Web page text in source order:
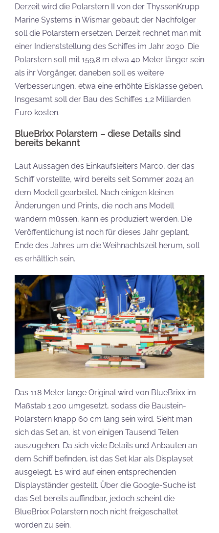
Derzeit wird die Polarstern II von der ThyssenKrupp
Marine Systems in Wismar gebaut; der Nachfolger
soll die Polarstern ersetzen. Derzeit rechnet man mit
einer Indienststellung des Schiffes im Jahr 2030. Die
Polarstern soll mit 159,8 m etwa 40 Meter länger sein
als ihr Vorgänger, daneben soll es weitere
Verbesserungen, etwa eine erhöhte Eisklasse geben.
Insgesamt soll der Bau des Schiffes 1,2 Milliarden
Euro kosten.
BlueBrixx Polarstern – diese Details sind
bereits bekannt
Laut Aussagen des Einkaufsleiters Marco, der das
Schiff vorstellte, wird bereits seit Sommer 2024 an
dem Modell gearbeitet. Nach einigen kleinen
Änderungen und Prints, die noch ans Modell
wandern müssen, kann es produziert werden. Die
Veröffentlichung ist noch für dieses Jahr geplant,
Ende des Jahres um die Weihnachtszeit herum, soll
es erhältlich sein.
Das 118 Meter lange Original wird von BlueBrixx im
Maßstab 1:200 umgesetzt, sodass die Baustein-
Polarstern knapp 60 cm lang sein wird. Sieht man
sich das Set an, ist von einigen Tausend Teilen
auszugehen. Da sich viele Details und Anbauten an
dem Schiff befinden, ist das Set klar als Displayset
ausgelegt. Es wird auf einen entsprechenden
Displayständer gestellt. Über die Google-Suche ist
das Set bereits auffindbar, jedoch scheint die
BlueBrixx Polarstern noch nicht freigeschaltet
worden zu sein.